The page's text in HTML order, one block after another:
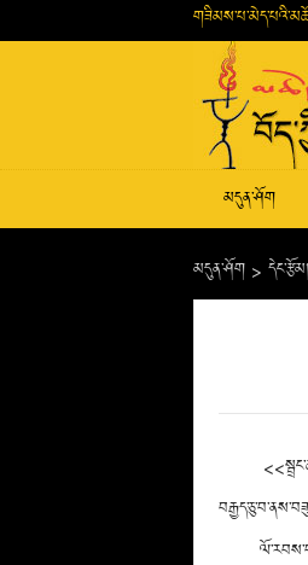
མདུན་ཤོག
མདུན་ཤོག > དེང་རྩོམ།